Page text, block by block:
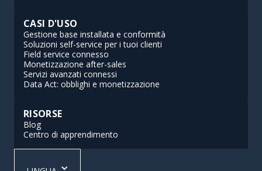
CASI D'USO
Gestione base installata e conformità
Soluzioni self-service per i tuoi clienti
Field service connesso
Monetizzazione after-sales
Servizi avanzati connessi
Data Act: obblighi e monetizzazione
RISORSE
Blog
Centro di apprendimento